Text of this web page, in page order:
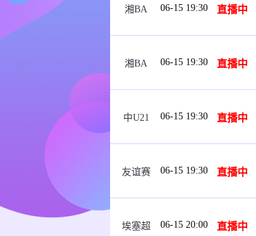
湘BA 06-15 19:30 直播中
湘BA 06-15 19:30 直播中
中U21 06-15 19:30 直播中
友谊赛 06-15 19:30 直播中
埃塞超 06-15 20:00 直播中